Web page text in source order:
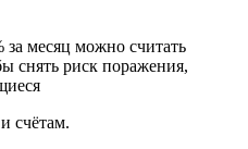
за месяц можно считать
снять риск поражения,
счётам.